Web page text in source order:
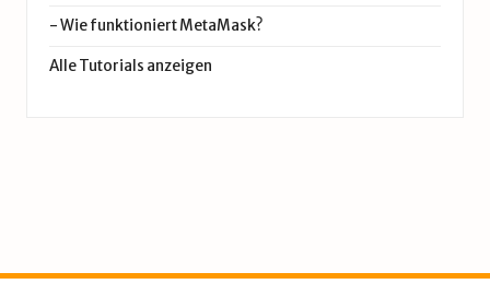
-Wie funktioniert MetaMask?
Alle Tutorials anzeigen